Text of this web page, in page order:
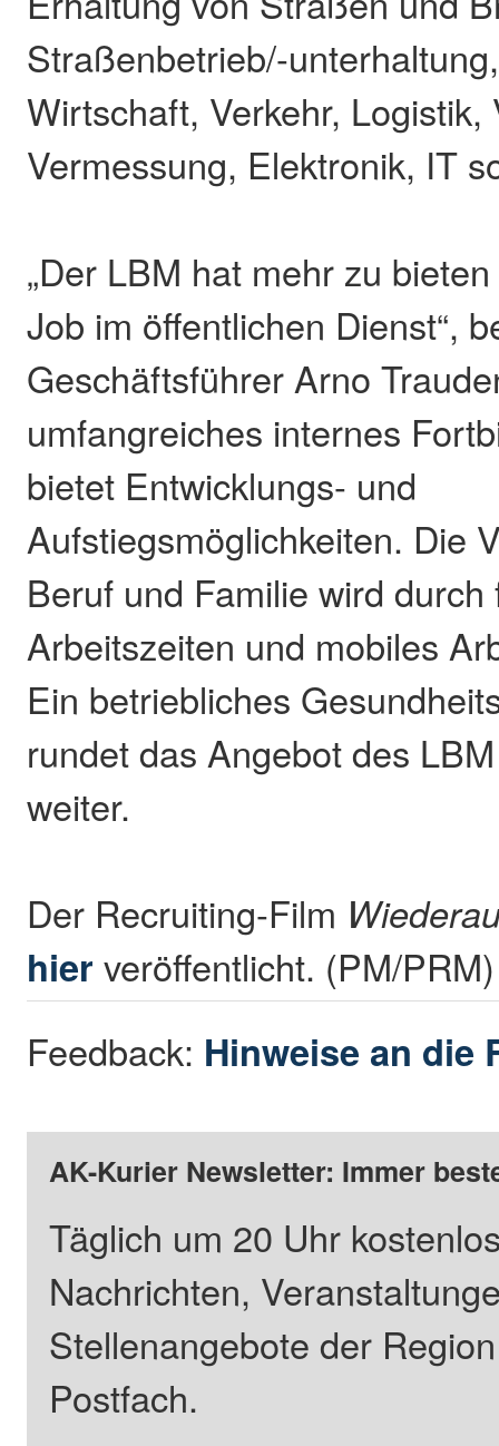
Straßenbetrieb/-
Wirtschaft, Verkehr, Logistik,
Vermessung, Elektronik, IT
„Der LBM hat mehr zu
Job im öffentlichen Dienst“,
Geschäftsführer Arno
umfangreiches internes
bietet Entwicklungs- und
Aufstiegsmöglichkeiten. Die
Beruf und Familie wird durch
Arbeitszeiten und mobiles
Ein betriebliches
rundet das Angebot des
weiter.
Der Recruiting-Film
hier veröffentlicht. (PM/PRM)
Feedback: Hinweise an die
AK-Kurier Newsletter: Immer
Täglich um 20 Uhr
Nachrichten,
Stellenangebote der
Postfach.